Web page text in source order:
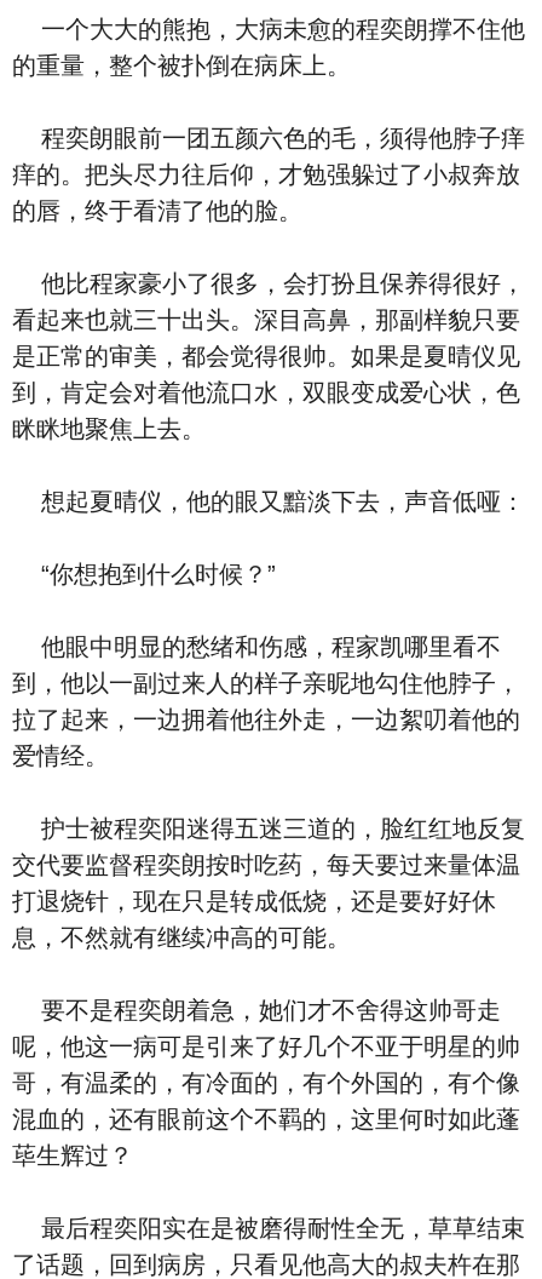
一个大大的熊抱，大病未愈的程奕朗撑不住他
的重量，整个被扑倒在病床上。
程奕朗眼前一团五颜六色的毛，须得他脖子痒
痒的。把头尽力往后仰，才勉强躲过了小叔奔放
的唇，终于看清了他的脸。
他比程家豪小了很多，会打扮且保养得很好，
看起来也就三十出头。深目高鼻，那副样貌只要
是正常的审美，都会觉得很帅。如果是夏晴仪见
到，肯定会对着他流口水，双眼变成爱心状，色
眯眯地聚焦上去。
想起夏晴仪，他的眼又黯淡下去，声音低哑：
“你想抱到什么时候？”
他眼中明显的愁绪和伤感，程家凯哪里看不
到，他以一副过来人的样子亲昵地勾住他脖子，
拉了起来，一边拥着他往外走，一边絮叨着他的
爱情经。
护士被程奕阳迷得五迷三道的，脸红红地反复
交代要监督程奕朗按时吃药，每天要过来量体温
打退烧针，现在只是转成低烧，还是要好好休
息，不然就有继续冲高的可能。
要不是程奕朗着急，她们才不舍得这帅哥走
呢，他这一病可是引来了好几个不亚于明星的帅
哥，有温柔的，有冷面的，有个外国的，有个像
混血的，还有眼前这个不羁的，这里何时如此蓬
荜生辉过？
最后程奕阳实在是被磨得耐性全无，草草结束
了话题，回到病房，只看见他高大的叔夫杵在那